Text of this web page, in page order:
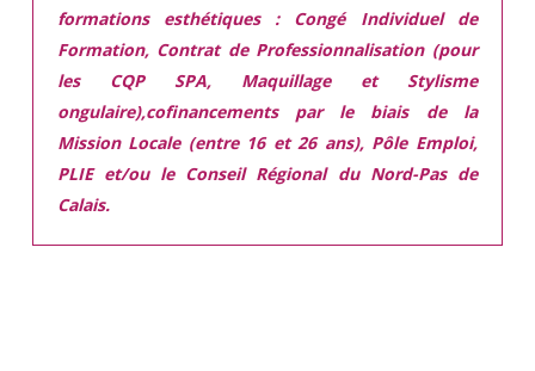
formations esthétiques :Congé Individuel de
Formation, Contrat de Professionnalisation (pour
les CQP SPA, Maquillage et Stylisme
ongulaire),cofinancements par le biais de la
Mission Locale (entre 16 et 26 ans), Pôle Emploi,
PLIE et/ou le Conseil Régional du Nord-Pas de
Calais.